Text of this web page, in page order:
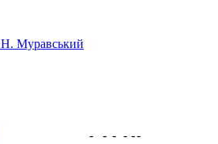
Н. Муравський
- - - - --